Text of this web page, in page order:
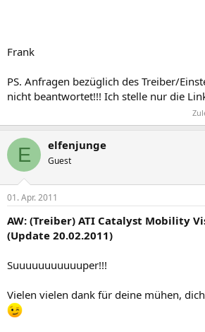
Frank
PS. Anfragen bezüglich des Treiber/
nicht beantwortet!!! Ich stelle nur die
E elfenjunge
Guest
01. Apr. 2011
AW: (Treiber) ATI Catalyst Mobility
(Update 20.02.2011)
Suuuuuuuuuuuper!!!
Vielen vielen dank für deine mühen,